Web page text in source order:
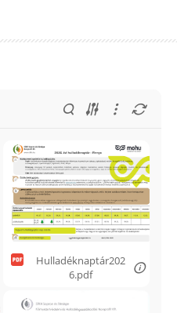
Hulladéknaptár202
6.pdf